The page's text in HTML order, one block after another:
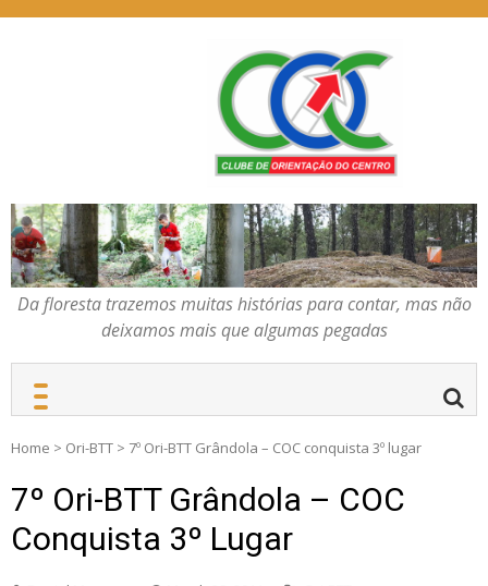
COC – CLUBE DE
ORIENTAÇÃO DO
CENTRO
Da floresta trazemos
muitas histórias para
contar, mas não deixamos
mais que algumas
pegadas
Da floresta trazemos muitas histórias para contar, mas não
deixamos mais que algumas pegadas
Home > Ori-BTT > 7º Ori-BTT Grândola – COC conquista 3º lugar
7º Ori-BTT Grândola – COC
Conquista 3º Lugar